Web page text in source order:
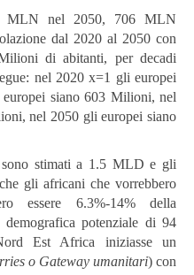
MLN nel 2050, 706 MLN
dal 2020 al 2050 con
di abitanti, per decadi
nel 2020 x=1 gli europei
siano 603 Milioni, nel
nel 2050 gli europei siano
stimati a 1.5 MLD e gli
gli africani che vorrebbero
essere 6.3%-14% della
potenziale di 94
Est Africa iniziasse un
o Gateway umanitari) con